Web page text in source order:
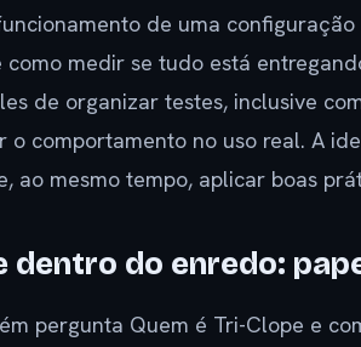
de uma
como medir se tudo está
de organizar testes, inclusive
o comportamento no uso real. A
ao mesmo tempo, aplicar boas
dentro do enredo:
pergunta Quem é Tri-Clope e